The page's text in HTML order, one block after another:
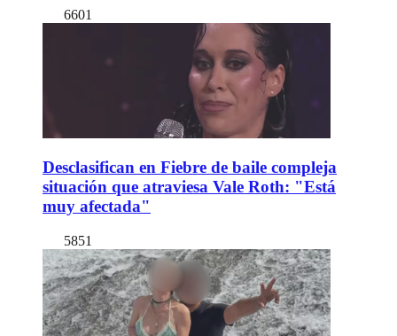
6601
Desclasifican en Fiebre de baile compleja
situación que atraviesa Vale Roth: "Está
muy afectada"
5851